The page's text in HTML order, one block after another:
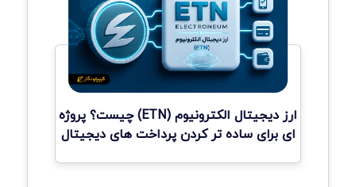
ارز دیجیتال الکترونیوم (ETN) چیست؟ پروژه
ای برای ساده تر کردن پرداخت های دیجیتال